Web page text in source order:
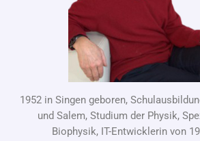
1952 in Singen geboren,
und Salem, Studium der Physik,
Biophysik, IT-Entwicklerin von